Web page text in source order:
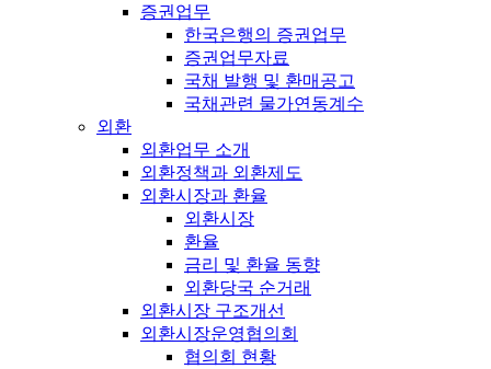
증권업무
한국은행의 증권업무
증권업무자료
국채 발행 및 환매공고
국채관련 물가연동계수
외환
외환업무 소개
외환정책과 외환제도
외환시장과 환율
외환시장
환율
금리 및 환율 동향
외환당국 순거래
외환시장 구조개선
외환시장운영협의회
협의회 현황